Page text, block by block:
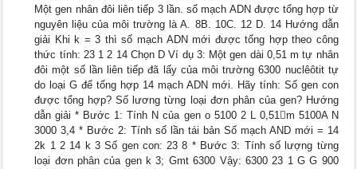
Một gen nhân đôi liên tiếp 3 lần. số mạch ADN được tổng hợp từ
nguyên liệu của môi trường là A. 8B. 10C. 12 D. 14 Hướng dẫn
giải Khi k = 3 thì số mạch ADN mới được tổng hợp theo công
thức tính: 23 1 2 14 Chọn D Ví dụ 3: Một gen dài 0,51 m tự nhân
đôi một số lần liên tiếp đã lấy của môi trường 6300 nuclêôtit tự
do loại G để tổng hợp 14 mạch ADN mới. Hãy tính: Số gen con
được tổng hợp? Số lương từng loại đơn phân của gen? Hướng
dẫn giải * Bước 1: Tính N của gen o 5100 2 L 0,51m 5100A N
3000 3,4 * Bước 2: Tính số lần tái bản Số mạch AND mới = 14
2k 1 2 14 k 3 Số gen con: 23 8 * Bước 3: Tính số lượng từng
loại đơn phân của gen k 3; Gmt 6300 Vậy: 6300 23 1 G G 900